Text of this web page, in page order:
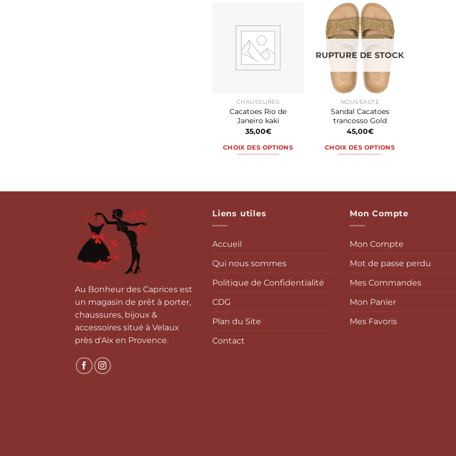
variations.
Les
options
peuvent
sur
la
page
produit
a
plusieurs
variations.
Les
options
être
choisies
sur
la
page
produit
CHAUSSURES
Cacatoes Rio de
Janeiro kaki
35,00€
CHOIX DES OPTIONS
Les
choisies
sur
produit
RUPTURE DE STOCK
NOUVEAUTÉ
Sandal Cacatoes
trancosso Gold
45,00€
CHOIX DES OPTIONS
Les
peuvent
choisies
page
produit
Au Bonheur des Caprices est
un magasin de prêt à porter,
chaussures, bijoux &
accessoires situé à Velaux
près d'Aix en Provence.
Liens utiles
Accueil
Qui nous sommes
Politique de Confidentialité
CDG
Plan du Site
Contact
Mon Compte
Mon Compte
Mot de passe perdu
Mes Commandes
Mon Panier
Mes Favoris